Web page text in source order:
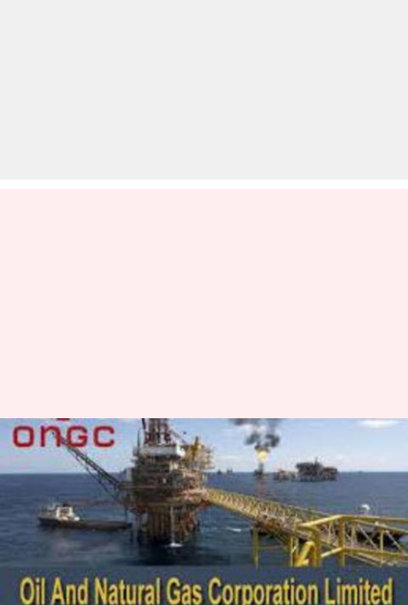
ONGC Recruitment 2019:
4,000 से अधिक पदों पर निकली
भर्ती, जानें विवरण
लेखन मोना दीक्षित Mar 15, 2019 04:05 pm
क्या है खबर?